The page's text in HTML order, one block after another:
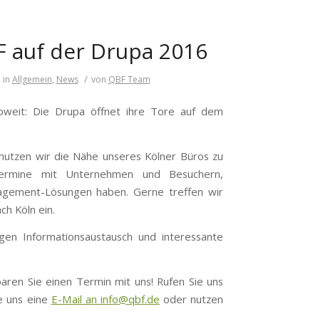
auf der Drupa 2016
in Allgemein, News / von QBF Team
Die Drupa öffnet ihre Tore auf dem
wir die Nähe unseres Kölner Büros zu
mit Unternehmen und Besuchern,
Lösungen haben. Gerne treffen wir
Köln ein.
Informationsaustausch und interessante
Sie einen Termin mit uns! Rufen Sie uns
uns eine E-Mail an info@qbf.de oder nutzen